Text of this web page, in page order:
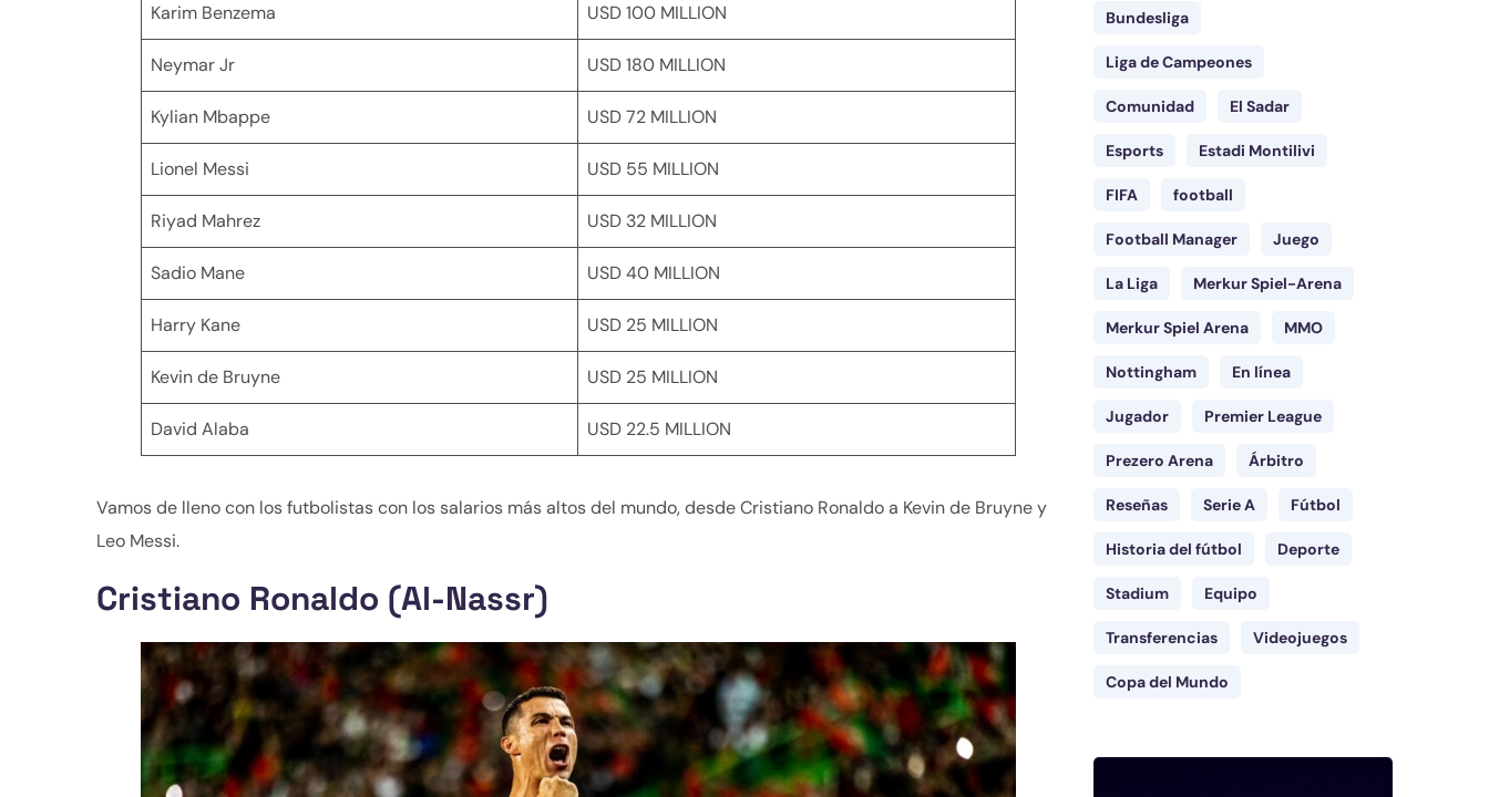
Karim Benzema USD 100 MILLION
Neymar Jr USD 180 MILLION
Kylian Mbappe USD 72 MILLION
Lionel Messi USD 55 MILLION
Riyad Mahrez USD 32 MILLION
Sadio Mane USD 40 MILLION
Harry Kane USD 25 MILLION
Kevin de Bruyne USD 25 MILLION
David Alaba USD 22.5 MILLION
Vamos de lleno con los futbolistas con los salarios más altos del mundo, desde Cristiano Ronaldo a Kevin de Bruyne y
Leo Messi.
Cristiano Ronaldo (Al-Nassr)
Bundesliga
Liga de Campeones
Comunidad El Sadar
Esports Estadi Montilivi
FIFA football
Football Manager Juego
La Liga Merkur Spiel-Arena
Merkur Spiel Arena MMO
Nottingham En línea
Jugador Premier League
Prezero Arena Árbitro
Reseñas Serie A Fútbol
Historia del fútbol Deporte
Stadium Equipo
Transferencias Videojuegos
Copa del Mundo